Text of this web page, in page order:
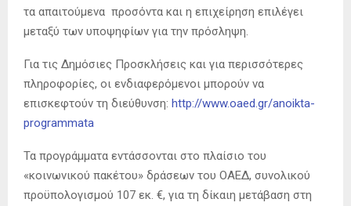
τα απαιτούμενα προσόντα και η επιχείρηση επιλέγει
μεταξύ των υποψηφίων για την πρόσληψη.
Για τις Δημόσιες Προσκλήσεις και για περισσότερες
πληροφορίες, οι ενδιαφερόμενοι μπορούν να
επισκεφτούν τη διεύθυνση: http://www.oaed.gr/anoikta-
programmata
Τα προγράμματα εντάσσονται στο πλαίσιο του
«κοινωνικού πακέτου» δράσεων του ΟΑΕΔ, συνολικού
προϋπολογισμού 107 εκ. €, για τη δίκαιη μετάβαση στη